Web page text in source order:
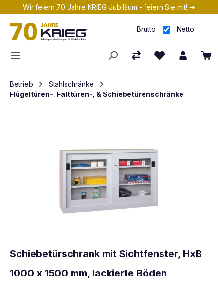
Zum Hauptinhalt springen
Wir feiern 70 Jahre KRIEG-Jubiläum - feiern Sie mit! ➔
Brutto Netto
Betrieb
Stahlschränke
Flügeltüren-, Falttüren-, & Schiebetürenschränke
Schiebetürschrank mit Sichtfenster, HxB
1000 x 1500 mm, lackierte Böden